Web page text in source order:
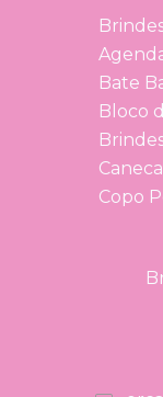
Bate
Bloco
Copo